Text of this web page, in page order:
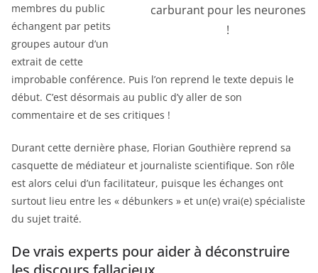
carburant pour les neurones
!
membres du public
échangent par petits
groupes autour d’un
extrait de cette
improbable conférence. Puis l’on reprend le texte depuis le
début. C’est désormais au public d’y aller de son
commentaire et de ses critiques !
Durant cette dernière phase, Florian Gouthière reprend sa
casquette de médiateur et journaliste scientifique. Son rôle
est alors celui d’un facilitateur, puisque les échanges ont
surtout lieu entre les « débunkers » et un(e) vrai(e) spécialiste
du sujet traité.
De vrais experts pour aider à déconstruire